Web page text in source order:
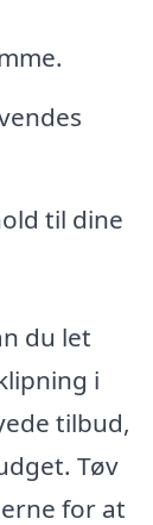
til dine
du let
i
tilbud,
Tøv
for at